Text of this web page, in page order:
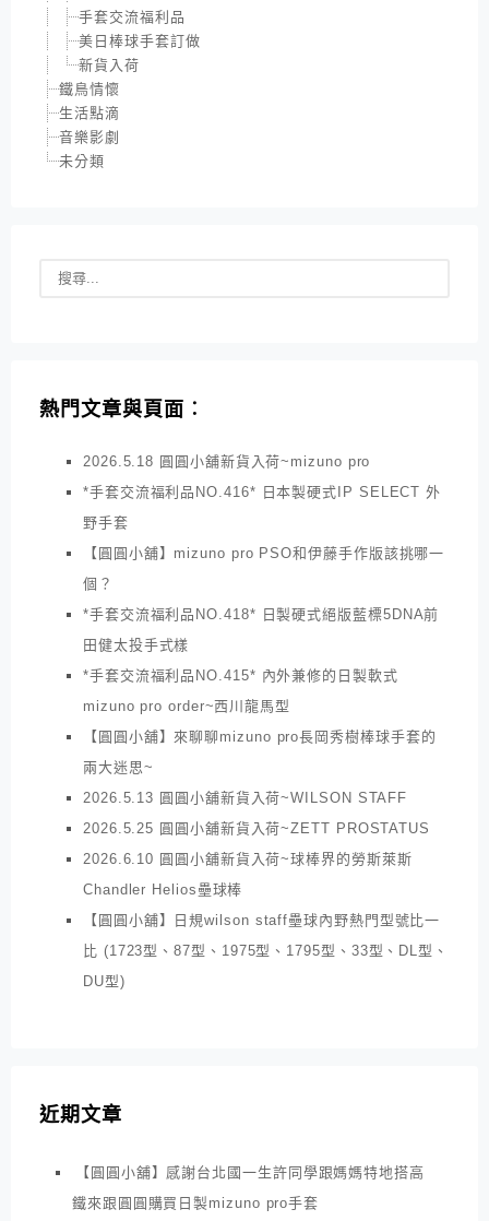
手套交流福利品
美日棒球手套訂做
新貨入荷
鐵鳥情懷
生活點滴
音樂影劇
未分類
熱門文章與頁面︰
2026.5.18 圓圓小舖新貨入荷~mizuno pro
*手套交流福利品NO.416* 日本製硬式IP SELECT 外
野手套
【圓圓小舖】mizuno pro PSO和伊藤手作版該挑哪一
個？
*手套交流福利品NO.418* 日製硬式絕版藍標5DNA前
田健太投手式樣
*手套交流福利品NO.415* 內外兼修的日製軟式
mizuno pro order~西川龍馬型
【圓圓小舖】來聊聊mizuno pro長岡秀樹棒球手套的
兩大迷思~
2026.5.13 圓圓小舖新貨入荷~WILSON STAFF
2026.5.25 圓圓小舖新貨入荷~ZETT PROSTATUS
2026.6.10 圓圓小舖新貨入荷~球棒界的勞斯萊斯
Chandler Helios壘球棒
【圓圓小舖】日規wilson staff壘球內野熱門型號比一
比 (1723型、87型、1975型、1795型、33型、DL型、
DU型)
近期文章
【圓圓小舖】感謝台北國一生許同學跟媽媽特地搭高
鐵來跟圓圓購買日製mizuno pro手套